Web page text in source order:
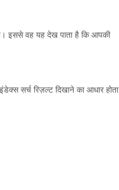
इससे वह यह देख पाता है कि आपकी
सर्च रिज़ल्ट दिखाने का आधार होता